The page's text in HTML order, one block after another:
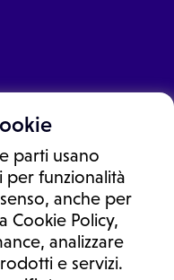
parti usano
per funzionalità
anche per
Cookie Policy,
analizzare
e servizi.
sono un consulto medico.
un consulto, una
Non si devono considerare
per la formulazione di
o l'assunzione o